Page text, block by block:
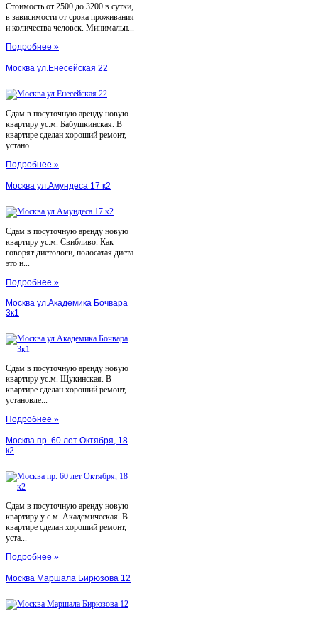
Стоимость от 2500 до 3200 в сутки,
в зависимости от срока проживания
и количества человек. Минимальн...
Подробнее »
Москва ул.Енесейская 22
Сдам в посуточную аренду новую
квартиру ус.м. Бабушкинская. В
квартире сделан хороший ремонт,
устано...
Подробнее »
Москва ул.Амундеса 17 к2
Сдам в посуточную аренду новую
квартиру ус.м. Свибливо. Как
говорят диетологи, полосатая диета
это н...
Подробнее »
Москва ул.Академика Бочвара
3к1
Сдам в посуточную аренду новую
квартиру ус.м. Щукинская. В
квартире сделан хороший ремонт,
установле...
Подробнее »
Москва пр. 60 лет Октября, 18
к2
Сдам в посуточную аренду новую
квартиру у с.м. Академическая. В
квартире сделан хороший ремонт,
уста...
Подробнее »
Москва Маршала Бирюзова 12